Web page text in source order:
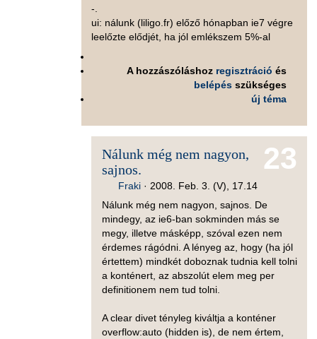
-.
ui: nálunk (liligo.fr) előző hónapban ie7 végre
leelőzte elődjét, ha jól emlékszem 5%-al
A hozzászóláshoz regisztráció és
belépés szükséges
új téma
23
Nálunk még nem nagyon,
sajnos.
Fraki · 2008. Feb. 3. (V), 17.14
Nálunk még nem nagyon, sajnos. De
mindegy, az ie6-ban sokminden más se
megy, illetve másképp, szóval ezen nem
érdemes rágódni. A lényeg az, hogy (ha jól
értettem) mindkét doboznak tudnia kell tolni
a konténert, az abszolút elem meg per
definitionem nem tud tolni.
A clear divet tényleg kiváltja a konténer
overflow:auto (hidden is), de nem értem,